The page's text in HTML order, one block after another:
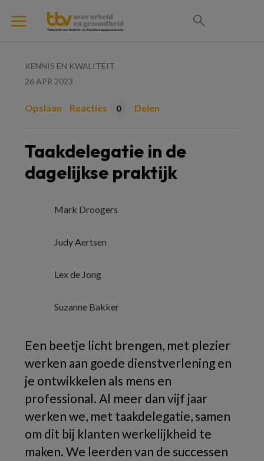
KENNIS EN KWALITEIT
26 APR 2023
Opslaan Reacties 0 Delen
Taakdelegatie in de
dagelijkse praktijk
Mark Droogers
Judy Aertsen
Lex de Jong
Suzanne Bakker
Een beetje licht brengen, met plezier
werken aan goede dienstverlening en
je ontwikkelen als mens en
professional. Al meer dan vijf jaar
werken we, met taakdelegatie, samen
om dit bij klanten werkelijkheid te
maken. We leerden van de successen